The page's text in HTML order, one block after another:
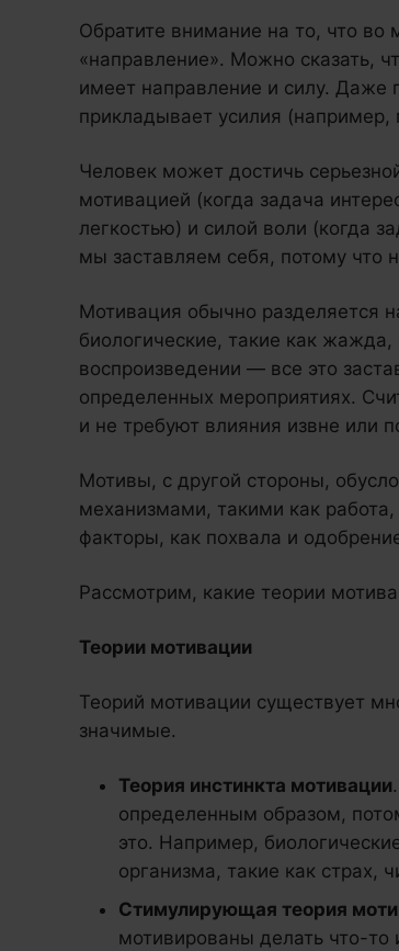
Обратите внимание на то, что во
«направление». Можно сказать,
имеет направление и силу. Даже
прикладывает усилия (например,
Человек может достичь
мотивацией (когда задача
легкостью) и силой воли (когда
мы заставляем себя, потому что
Мотивация обычно разделяется
биологические, такие как жажда,
воспроизведении — все это
определенных мероприятиях.
и не требуют влияния извне или
Мотивы, с другой стороны,
механизмами, такими как
факторы, как похвала и
Рассмотрим, какие теории
Теории мотивации
Теорий мотивации существует
значимые.
Теория инстинкта мотивации
определенным образом,
это. Например,
организма, такие как страх,
Стимулирующая теория
мотивированы делать что-